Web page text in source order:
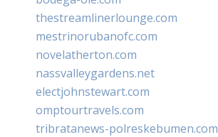
thestreamlinerlounge.com
mestrinorubanofc.com
novelatherton.com
nassvalleygardens.net
electjohnstewart.com
omptourtravels.com
tribratanews-polreskebumen.com